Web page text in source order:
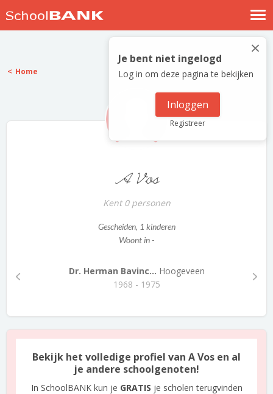
Nostalgische verhalen
Log in
Meld je gratis aan
×
Je bent niet ingelogd
Log in om deze pagina te bekijken
Inloggen
Registreer
Home
A Vos
Kent 0 personen
Gescheiden, 1 kinderen
Woont in -
Dr. Herman Bavinc... Hoogeveen
1968 - 1975
Bekijk het volledige profiel van A Vos en al
je andere schoolgenoten!
In SchoolBANK kun je GRATIS je scholen terugvinden